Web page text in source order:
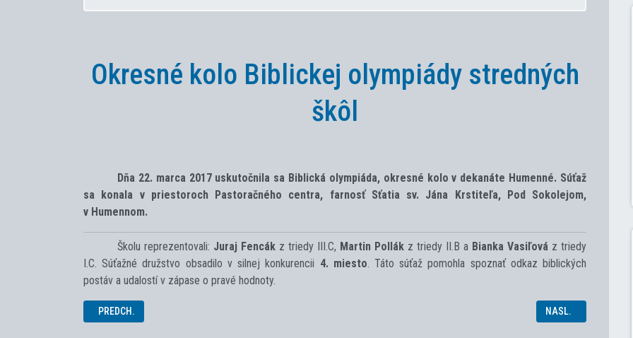
Okresné kolo Biblickej olympiády stredných
škôl
Dňa 22. marca 2017 uskutočnila sa Biblická olympiáda, okresné kolo v dekanáte Humenné. Súťaž
sa konala v priestoroch Pastoračného centra, farnosť Sťatia sv. Jána Krstiteľa, Pod Sokolejom,
v Humennom.
Školu reprezentovali: Juraj Fencák z triedy III.C, Martin Pollák z triedy II.B a Bianka Vasiľová z triedy
I.C. Súťažné družstvo obsadilo v silnej konkurencii 4. miesto . Táto súťaž pomohla spoznať odkaz biblických
postáv a udalostí v zápase o pravé hodnoty.
PREDCHÁDZAJÚCI ČLÁNOK: OLYMPIÁDA SLOVENSKÉHO JAZYKA A LITERATÚRY 2017
PREDCH. NASLEDUJÚCI
NASL.